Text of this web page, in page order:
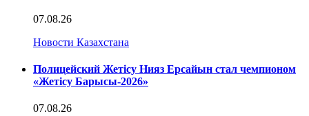
07.08.26
Новости Казахстана
Полицейский Жетісу Нияз Ерсайын стал чемпионом
«Жетісу Барысы-2026»
07.08.26